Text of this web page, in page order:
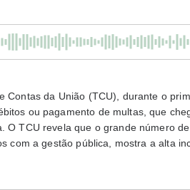
Contas da União (TCU), durante o
ou pagamento de multas, que
O TCU revela que o grande número
com a gestão pública, mostra a alta